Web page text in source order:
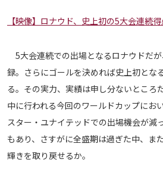
【映像】ロナウド、史上初の5大会連続
5大会連続での出場となるロナウドだ
録。さらにゴールを決めれば史上初とな
る。その実力、実績は申し分ないところ
中に行われる今回のワールドカップにお
スター・ユナイテッドでの出場機会が減
もあり、さすがに全盛期は過ぎた中、ま
輝きを取り戻せるか。